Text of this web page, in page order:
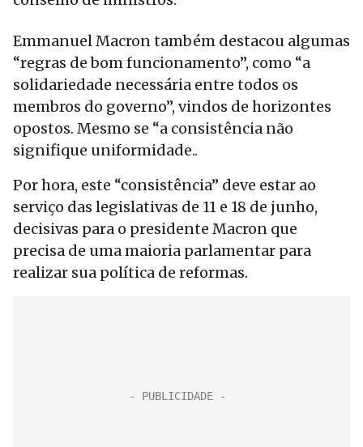
Emmanuel Macron também destacou algumas
“regras de bom funcionamento”, como “a
solidariedade necessária entre todos os
membros do governo”, vindos de horizontes
opostos. Mesmo se “a consistência não
signifique uniformidade..
Por hora, este “consistência” deve estar ao
serviço das legislativas de 11 e 18 de junho,
decisivas para o presidente Macron que
precisa de uma maioria parlamentar para
realizar sua política de reformas.